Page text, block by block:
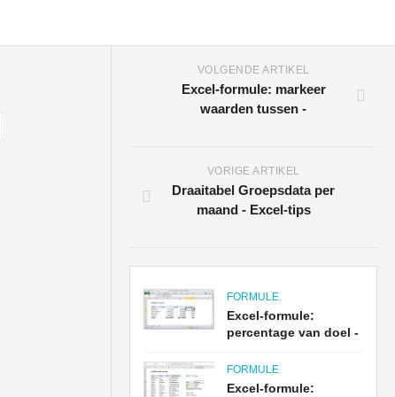
VOLGENDE ARTIKEL
Excel-formule: markeer
waarden tussen -
VORIGE ARTIKEL
Draaitabel Groepsdata per
maand - Excel-tips
FORMULE
Excel-formule:
percentage van doel -
FORMULE
Excel-formule: